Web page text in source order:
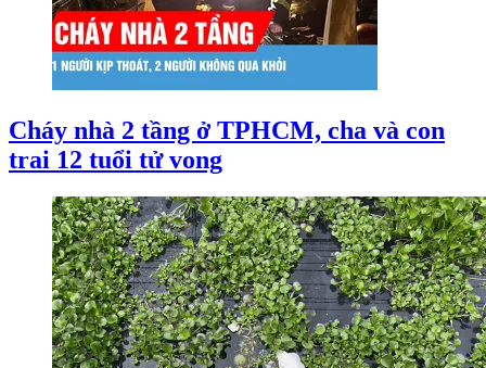
Cháy nhà 2 tầng ở TPHCM, cha và con
trai 12 tuổi tử vong